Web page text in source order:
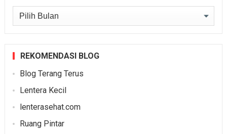
Arsip
REKOMENDASI BLOG
Blog Terang Terus
Lentera Kecil
lenterasehat.com
Ruang Pintar